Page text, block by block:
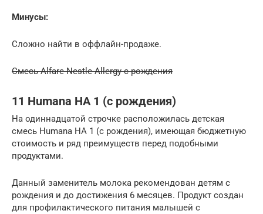
Минусы:
Сложно найти в оффлайн-продаже.
Смесь Alfare Nestle Allergy с рождения
11 Humana HA 1 (с рождения)
На одиннадцатой строчке расположилась детская
смесь Humana HA 1 (с рождения), имеющая бюджетную
стоимость и ряд преимуществ перед подобными
продуктами.
Данный заменитель молока рекомендован детям с
рождения и до достижения 6 месяцев. Продукт создан
для профилактического питания малышей с